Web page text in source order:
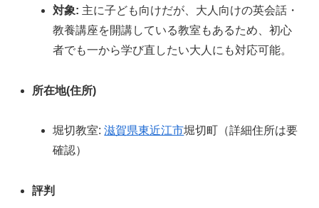
対象: 主に子ども向けだが、大人向けの英会話・
教養講座を開講している教室もあるため、初心
者でも一から学び直したい大人にも対応可能。
所在地(住所)
堀切教室:滋賀県東近江市堀切町（詳細住所は要
確認）
評判